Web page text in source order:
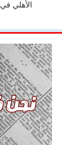
الأهلي